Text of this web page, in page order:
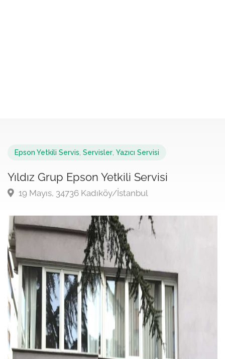
Epson Yetkili Servis Servisler Yazıcı Servisi
Yıldız Grup Epson Yetkili Servisi
19 Mayıs, 34736 Kadıköy/İstanbul